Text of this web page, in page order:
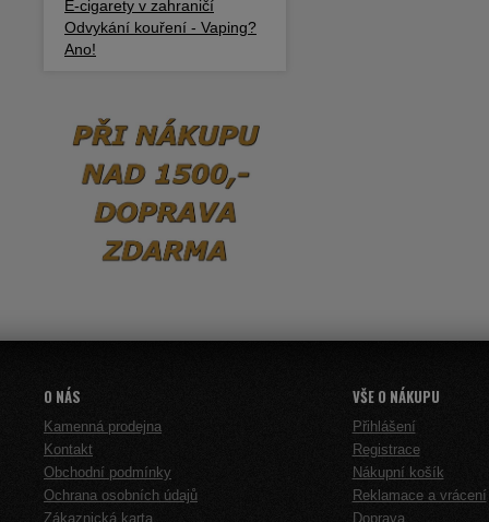
E-cigarety v zahraničí
Odvykání kouření - Vaping?
Ano!
O NÁS
Kamenná prodejna
Kontakt
Obchodní podmínky
Ochrana osobních údajů
Zákaznická karta
VŠE O NÁKUPU
Přihlášení
Registrace
Nákupní košík
Reklamace a vrácení
Doprava